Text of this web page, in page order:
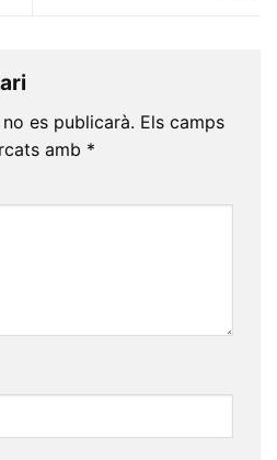
es publicarà. Els camps
amb *